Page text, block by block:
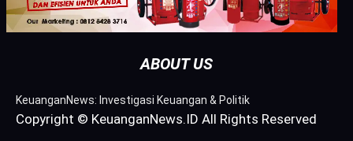
ABOUT US
KeuanganNews: Investigasi Keuangan & Politik
Copyright © KeuanganNews.ID All Rights Reserved